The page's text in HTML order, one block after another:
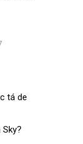
tá de